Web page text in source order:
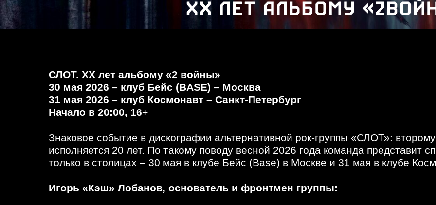
СЛОТ. ХХ лет альбому «2 войны»
30 мая 2026 – клуб Бейс (BASE) – Москва
31 мая 2026 – клуб Космонавт – Санкт-Петербург
Начало в 20:00, 16+
Знаковое событие в дискографии альтернативной рок-группы «СЛОТ»:
исполняется 20 лет. По такому поводу весной 2026 года команда представит
только в столицах – 30 мая в клубе Бейс (Base) в Москве и 31 мая в клубе
Игорь «Кэш» Лобанов, основатель и фронтмен группы: